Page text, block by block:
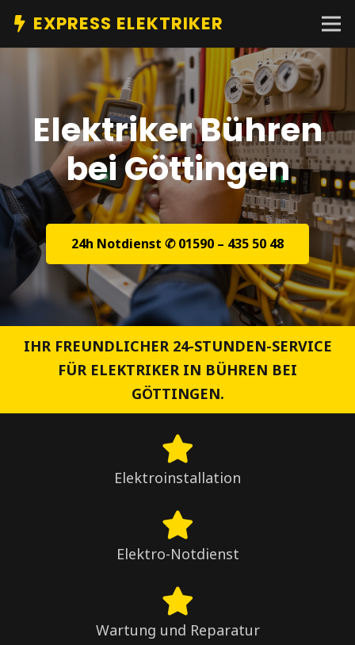
EXPRESS ELEKTRIKER
Elektriker Bühren
bei Göttingen
24h Notdienst ✆ 01590 – 435 50 48
IHR FREUNDLICHER 24-STUNDEN-SERVICE
FÜR ELEKTRIKER IN BÜHREN BEI
GÖTTINGEN.
Elektroinstallation
Elektro-Notdienst
Wartung und Reparatur